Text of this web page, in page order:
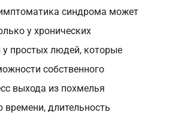
синдрома может
у хронических
у простых людей, которые
собственного
выхода из похмелья
времени, длительность